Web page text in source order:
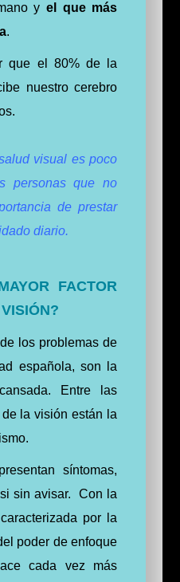
y el que más
.
que el 80% de la
nuestro cerebro
visual es poco
personas que no
de prestar
diario.
FACTOR
los problemas de
española, son la
Entre las
la visión están la
síntomas,
sin avisar.Con la
por la
poder de enfoque
cada vez más